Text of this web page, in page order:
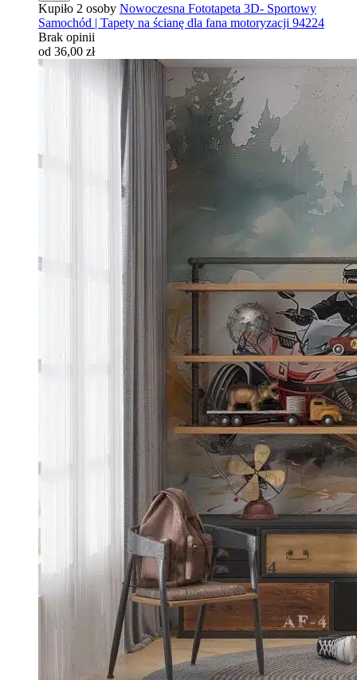
Kupiło 2 osoby Nowoczesna Fototapeta 3D- Sportowy
Samochód | Tapety na ścianę dla fana motoryzacji 94224
Brak opinii
od 36,00 zł